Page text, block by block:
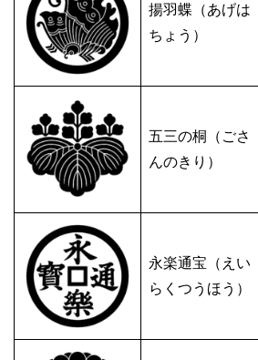
揚羽蝶（あげは
ちょう）
五三の桐（ごさ
んのきり）
永楽通宝（えい
らくつうほう）